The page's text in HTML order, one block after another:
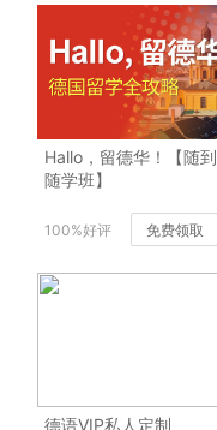
Hallo，留德华！【随到
随学班】
100%好评 免费领取
德语VIP私人定制